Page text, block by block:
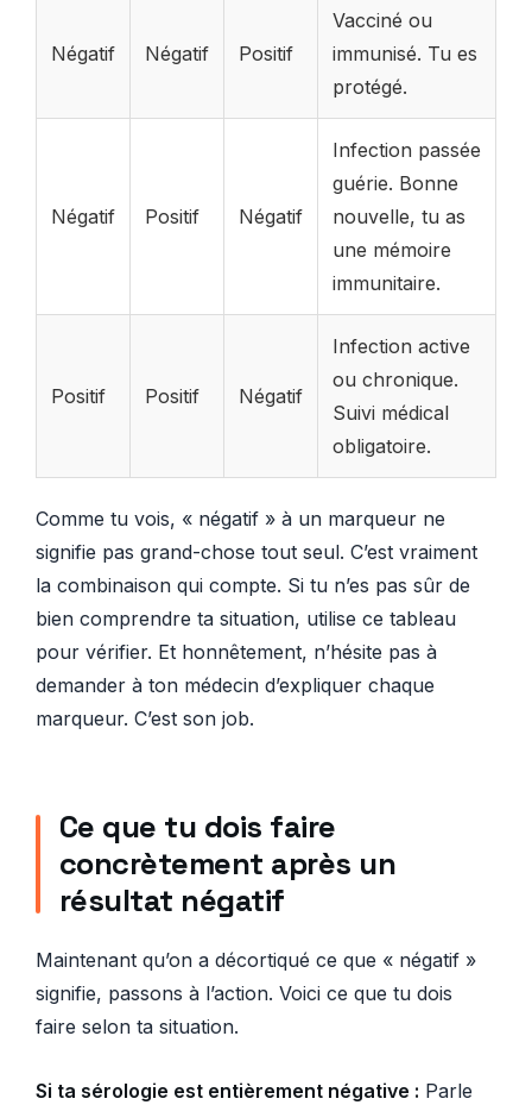
Négatif Négatif Positif
Vacciné ou
immunisé. Tu es
protégé.
Négatif Positif Négatif
Infection passée
guérie. Bonne
nouvelle, tu as
une mémoire
immunitaire.
Positif Positif Négatif
Infection active
ou chronique.
Suivi médical
obligatoire.
Comme tu vois, « négatif » à un marqueur ne
signifie pas grand-chose tout seul. C’est vraiment
la combinaison qui compte. Si tu n’es pas sûr de
bien comprendre ta situation, utilise ce tableau
pour vérifier. Et honnêtement, n’hésite pas à
demander à ton médecin d’expliquer chaque
marqueur. C’est son job.
Ce que tu dois faire
concrètement après un
résultat négatif
Maintenant qu’on a décortiqué ce que « négatif »
signifie, passons à l’action. Voici ce que tu dois
faire selon ta situation.
Si ta sérologie est entièrement négative : Parle